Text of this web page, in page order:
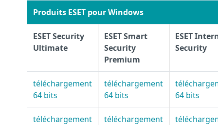
Produits ESET pour Windows
ESET Security
Ultimate
ESET Smart
Security
Premium
ESET
Security
téléchargement
64 bits
téléchargement
64 bits
64 bits
téléchargement
téléchargement